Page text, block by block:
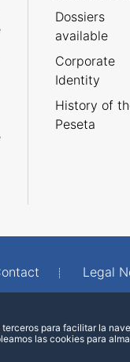
Dossiers
available
Corporate
Identity
History of
Peseta
Legal
para facilitar la
las cookies para